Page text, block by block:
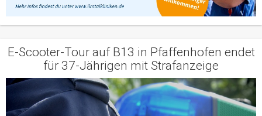
E-Scooter-Tour auf B13 in Pfaffenhofen endet
für 37-Jährigen mit Strafanzeige